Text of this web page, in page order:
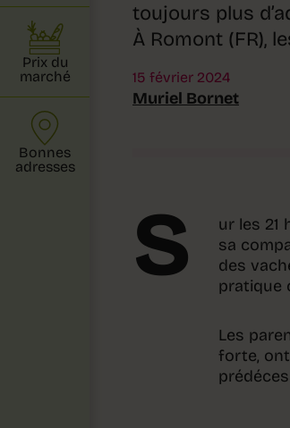
toujours plus
À Romont (FR),
15 février 2024
Muriel Bornet
S
ur les 21
sa
des
pratique
Les
forte,
Prix du
marché
Bonnes
adresses